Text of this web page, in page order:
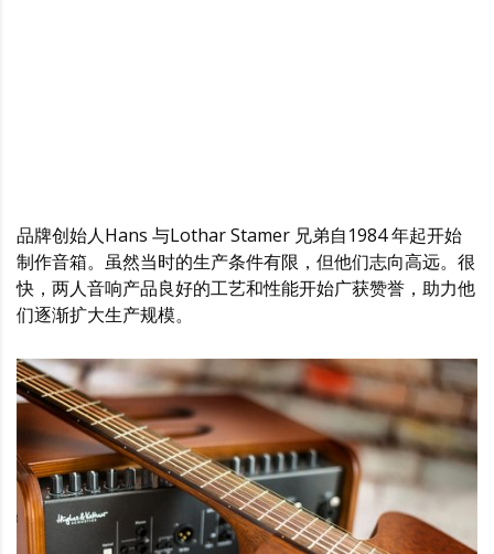
品牌创始人Hans 与Lothar Stamer 兄弟自1984 年起开始
制作音箱。虽然当时的生产条件有限，但他们志向高远。很
快，两人音响产品良好的工艺和性能开始广获赞誉，助力他
们逐渐扩大生产规模。